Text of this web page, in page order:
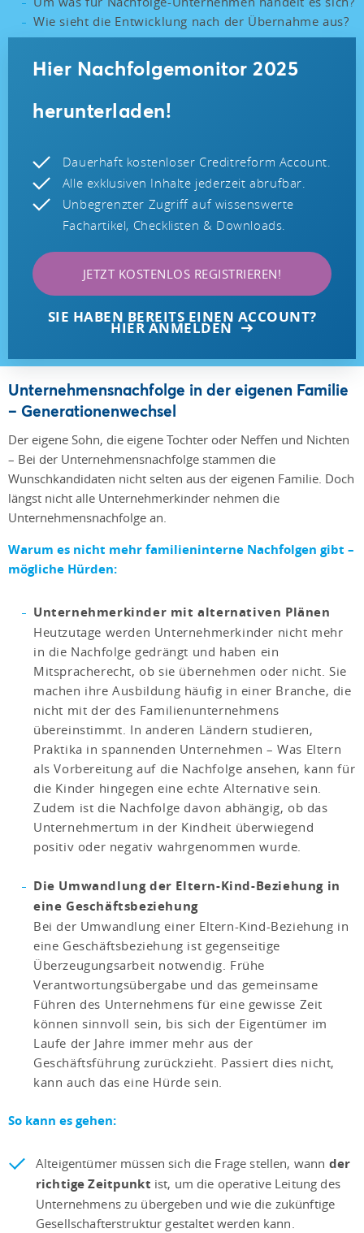
Wie sieht die Entwicklung nach der Übernahme aus?
Hier Nachfolgemonitor 2025
herunterladen!
Dauerhaft kostenloser Creditreform Account.
Alle exklusiven Inhalte jederzeit abrufbar.
Unbegrenzter Zugriff auf wissenswerte
Fachartikel, Checklisten & Downloads.
JETZT KOSTENLOS REGISTRIEREN!
SIE HABEN BEREITS EINEN ACCOUNT?
HIER ANMELDEN
Unternehmensnachfolge in der eigenen Familie
– Generationenwechsel
Der eigene Sohn, die eigene Tochter oder Neffen und Nichten
– Bei der Unternehmensnachfolge stammen die
Wunschkandidaten nicht selten aus der eigenen Familie. Doch
längst nicht alle Unternehmerkinder nehmen die
Unternehmensnachfolge an.
Warum es nicht mehr familieninterne Nachfolgen gibt –
mögliche Hürden:
Unternehmerkinder mit alternativen Plänen
Heutzutage werden Unternehmerkinder nicht mehr
in die Nachfolge gedrängt und haben ein
Mitspracherecht, ob sie übernehmen oder nicht. Sie
machen ihre Ausbildung häufig in einer Branche, die
nicht mit der des Familienunternehmens
übereinstimmt. In anderen Ländern studieren,
Praktika in spannenden Unternehmen – Was Eltern
als Vorbereitung auf die Nachfolge ansehen, kann für
die Kinder hingegen eine echte Alternative sein.
Zudem ist die Nachfolge davon abhängig, ob das
Unternehmertum in der Kindheit überwiegend
positiv oder negativ wahrgenommen wurde.
Die Umwandlung der Eltern-Kind-Beziehung in
eine Geschäftsbeziehung
Bei der Umwandlung einer Eltern-Kind-Beziehung in
eine Geschäftsbeziehung ist gegenseitige
Überzeugungsarbeit notwendig. Frühe
Verantwortungsübergabe und das gemeinsame
Führen des Unternehmens für eine gewisse Zeit
können sinnvoll sein, bis sich der Eigentümer im
Laufe der Jahre immer mehr aus der
Geschäftsführung zurückzieht. Passiert dies nicht,
kann auch das eine Hürde sein.
So kann es gehen:
Alteigentümer müssen sich die Frage stellen, wann der
richtige Zeitpunkt ist, um die operative Leitung des
Unternehmens zu übergeben und wie die zukünftige
Gesellschafterstruktur gestaltet werden kann.